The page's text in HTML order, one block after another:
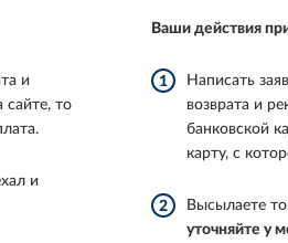
и
сайте, то
и
Ваши действия
1
Написать
возврата и
банковской
карту, с
2 Высылаете
уточняйте у